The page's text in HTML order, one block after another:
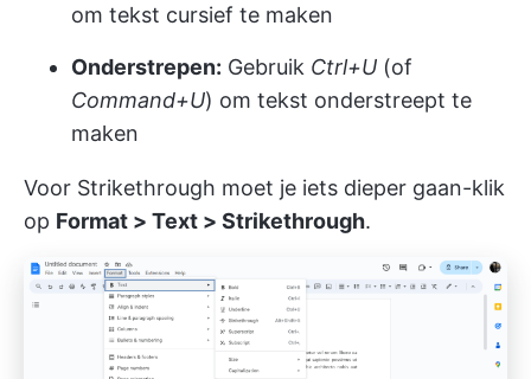
om tekst cursief te maken
Onderstrepen: Gebruik Ctrl+U (of
Command+U) om tekst onderstreept te
maken
Voor Strikethrough moet je iets dieper gaan-klik
op Format > Text > Strikethrough.